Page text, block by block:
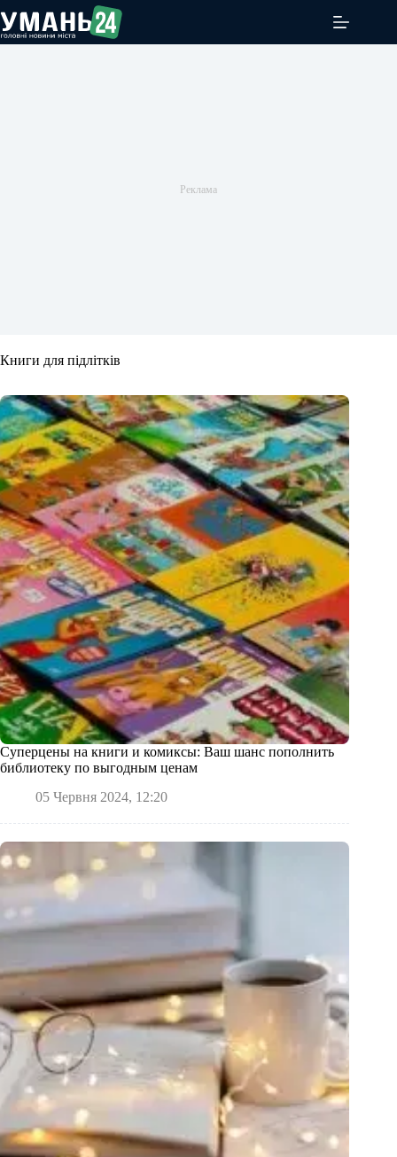
до
вмісту
Книги для підлітків
Суперцены на книги и комиксы: Ваш шанс пополнить
библиотеку по выгодным ценам
05 Червня 2024, 12:20